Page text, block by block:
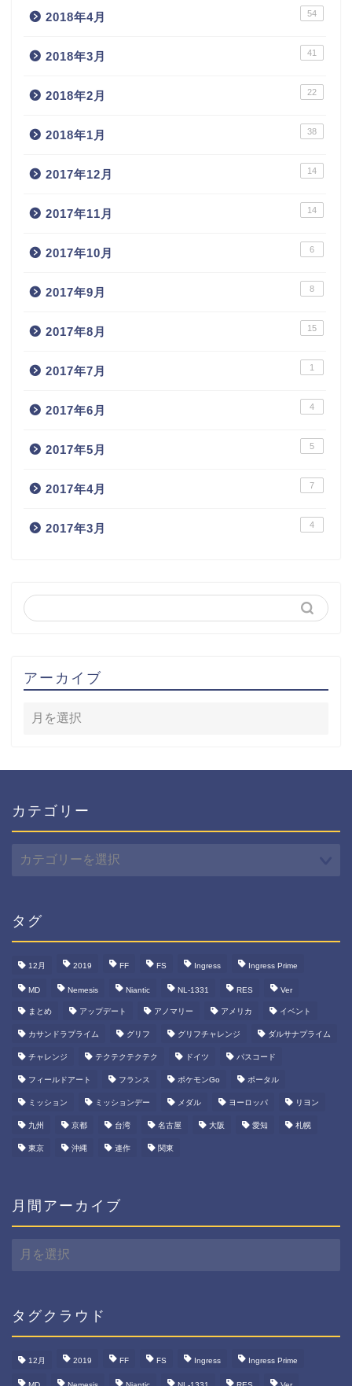
2018年4月 54
2018年3月 41
2018年2月 22
2018年1月 38
2017年12月 14
2017年11月 14
2017年10月 6
2017年9月 8
2017年8月 15
2017年7月 1
2017年6月 4
2017年5月 5
2017年4月 7
2017年3月 4
アーカイブ
カテゴリー
テ
ー
タグ
12月 2019 FF FS Ingress Ingress Prime
MD Nemesis Niantic NL-1331 RES Ver
まとめ アップデート アノマリー アメリカ イベント
カサンドラプライム グリフ グリフチャレンジ ダルサナプライム
チャレンジ テクテクテクテク ドイツ パスコード
フィールドアート フランス ポケモンGo ポータル
ミッション ミッションデー メダル ヨーロッパ リヨン
九州 京都 台湾 名古屋 大阪 愛知 札幌
東京 沖縄 連作 関東
月間アーカイブ
間
カ
タグクラウド
12月 2019 FF FS Ingress Ingress Prime